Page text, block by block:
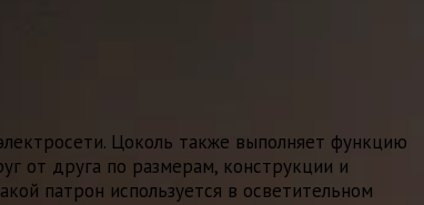
Цоколь также выполняет функцию
от друга по размерам, конструкции и
патрон используется в осветительном